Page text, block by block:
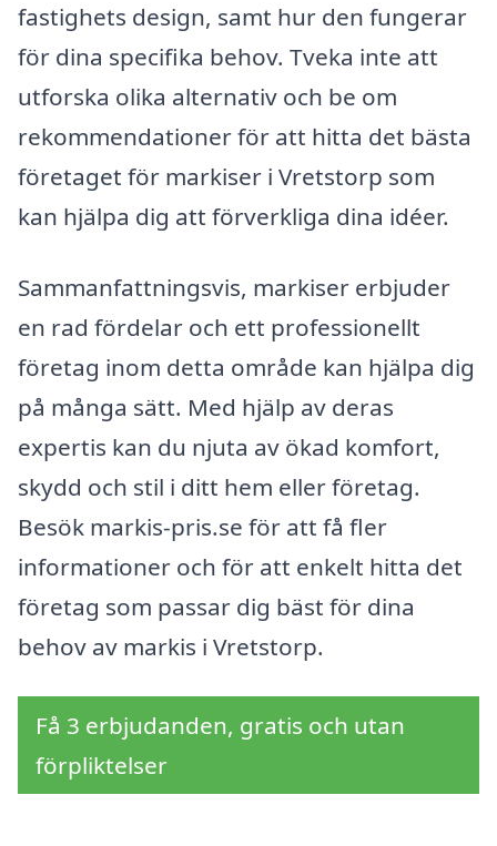
fastighets design, samt hur den fungerar
för dina specifika behov. Tveka inte att
utforska olika alternativ och be om
rekommendationer för att hitta det bästa
företaget för markiser i Vretstorp som
kan hjälpa dig att förverkliga dina idéer.
Sammanfattningsvis, markiser erbjuder
en rad fördelar och ett professionellt
företag inom detta område kan hjälpa dig
på många sätt. Med hjälp av deras
expertis kan du njuta av ökad komfort,
skydd och stil i ditt hem eller företag.
Besök markis-pris.se för att få fler
informationer och för att enkelt hitta det
företag som passar dig bäst för dina
behov av markis i Vretstorp.
Få 3 erbjudanden, gratis och utan
förpliktelser